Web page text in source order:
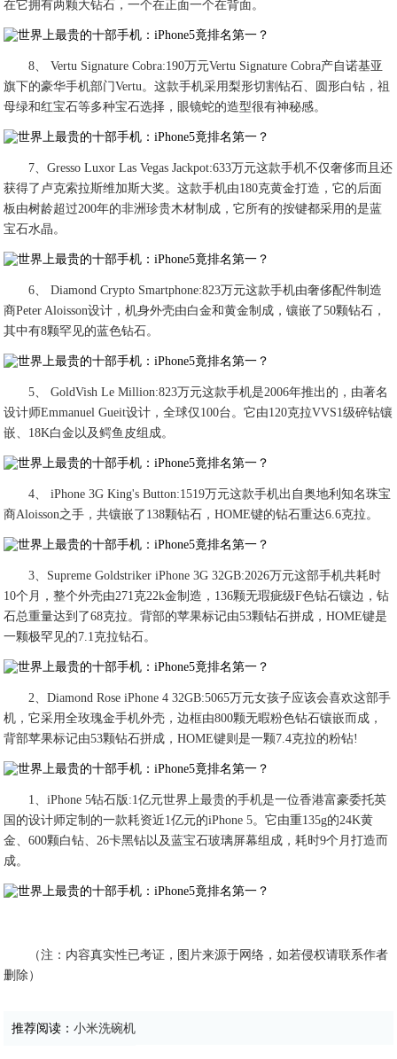
在它拥有两颗大钻石，一个在正面一个在背面。
8、 Vertu Signature Cobra:190万元Vertu Signature Cobra产自诺基亚
旗下的豪华手机部门Vertu。这款手机采用梨形切割钻石、圆形白钻，祖
母绿和红宝石等多种宝石选择，眼镜蛇的造型很有神秘感。
7、Gresso Luxor Las Vegas Jackpot:633万元这款手机不仅奢侈而且还
获得了卢克索拉斯维加斯大奖。这款手机由180克黄金打造，它的后面
板由树龄超过200年的非洲珍贵木材制成，它所有的按键都采用的是蓝
宝石水晶。
6、 Diamond Crypto Smartphone:823万元这款手机由奢侈配件制造
商Peter Aloisson设计，机身外壳由白金和黄金制成，镶嵌了50颗钻石，
其中有8颗罕见的蓝色钻石。
5、 GoldVish Le Million:823万元这款手机是2006年推出的，由著名
设计师Emmanuel Gueit设计，全球仅100台。它由120克拉VVS1级碎钻镶
嵌、18K白金以及鳄鱼皮组成。
4、 iPhone 3G King's Button:1519万元这款手机出自奥地利知名珠宝
商Aloisson之手，共镶嵌了138颗钻石，HOME键的钻石重达6.6克拉。
3、Supreme Goldstriker iPhone 3G 32GB:2026万元这部手机共耗时
10个月，整个外壳由271克22k金制造，136颗无瑕疵级F色钻石镶边，钻
石总重量达到了68克拉。背部的苹果标记由53颗钻石拼成，HOME键是
一颗极罕见的7.1克拉钻石。
2、Diamond Rose iPhone 4 32GB:5065万元女孩子应该会喜欢这部手
机，它采用全玫瑰金手机外壳，边框由800颗无暇粉色钻石镶嵌而成，
背部苹果标记由53颗钻石拼成，HOME键则是一颗7.4克拉的粉钻!
1、iPhone 5钻石版:1亿元世界上最贵的手机是一位香港富豪委托英
国的设计师定制的一款耗资近1亿元的iPhone 5。它由重135g的24K黄
金、600颗白钻、26卡黑钻以及蓝宝石玻璃屏幕组成，耗时9个月打造而
成。
（注：内容真实性已考证，图片来源于网络，如若侵权请联系作者
删除）
推荐阅读：小米洗碗机